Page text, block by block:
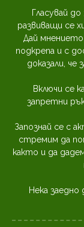
Гласувай
развиващи се
Дай
подкрепа и с
доказали, че
Включи се
запретни
Запознай се с
стремим да
както и да
Нека